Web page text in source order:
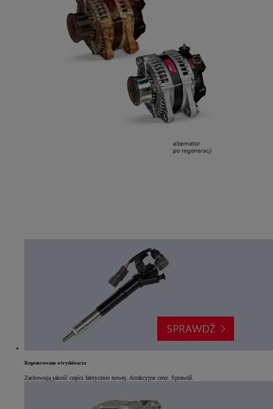
Regenerowane wtryskiwacze
Zachowują jakość części fabrycznie nowej. Atrakcyjne ceny. Sprawdź.